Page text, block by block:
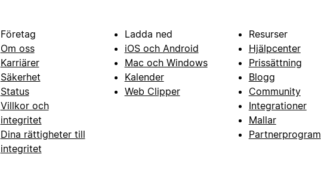
Företag
Om oss
Karriärer
Säkerhet
Status
Villkor och
integritet
Dina rättigheter till
integritet
Ladda ned
iOS och Android
Mac och Windows
Kalender
Web Clipper
Resurser
Hjälpcenter
Prissättning
Blogg
Community
Integrationer
Mallar
Partnerprogram